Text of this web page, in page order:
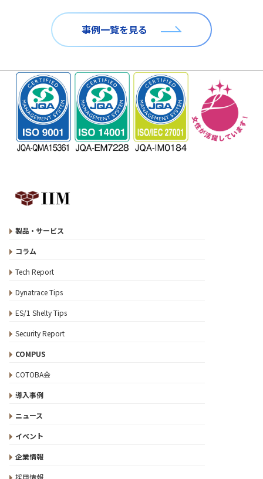
事例一覧を見る
製品・サービス
コラム
Tech Report
Dynatrace Tips
ES/1 Shelty Tips
Security Report
COMPUS
COTOBA会
導入事例
ニュース
イベント
企業情報
採用情報